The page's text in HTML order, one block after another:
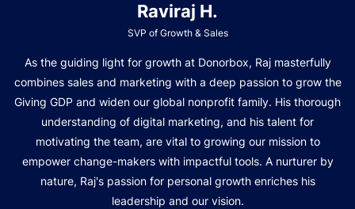
Raviraj H.
SVP of Growth & Sales
As the guiding light for growth at Donorbox, Raj masterfully
combines sales and marketing with a deep passion to grow the
Giving GDP and widen our global nonprofit family. His thorough
understanding of digital marketing, and his talent for
motivating the team, are vital to growing our mission to
empower change-makers with impactful tools. A nurturer by
nature, Raj's passion for personal growth enriches his
leadership and our vision.